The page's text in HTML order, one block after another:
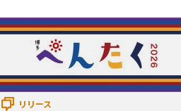
リリース